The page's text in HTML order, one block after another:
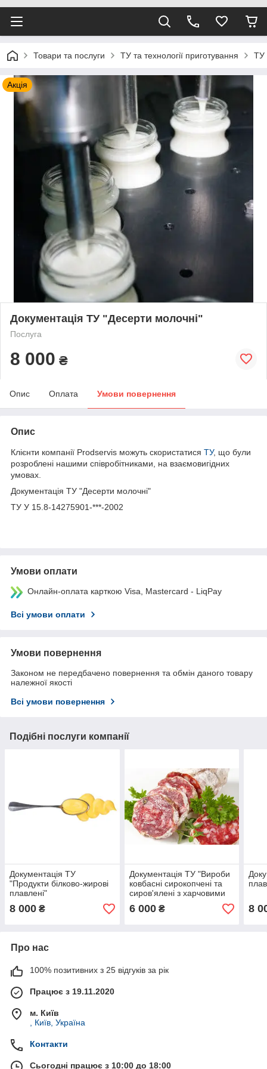
Товари та послуги ТУ та технології приготування ТУ
Акція
Документація ТУ "Десерти молочні"
Послуга
8 000 ₴
Опис Оплата Умови повернення
Опис
Клієнти компанії Prodservis можуть скористатися ТУ, що були
розроблені нашими співробітниками, на взаємовигідних
умовах.
Документація ТУ "Десерти молочні"
ТУ У 15.8-14275901-***-2002
Умови оплати
Онлайн-оплата карткою Visa, Mastercard - LiqPay
Всі умови оплати
Умови повернення
Законом не передбачено повернення та обмін даного товару
належної якості
Всі умови повернення
Подібні послуги компанії
Документація ТУ
"Продукти білково-жирові
плавлені"
8 000 ₴
Документація ТУ "Вироби
ковбасні сирокопчені та
сиров'ялені з харчовими
композиціями"
6 000₴ 8
Про нас
100% позитивних з 25 відгуків за рік
Працює з 19.11.2020
м. Київ
, Київ, Україна
Контакти
Сьогодні працює з 10:00 до 18:00